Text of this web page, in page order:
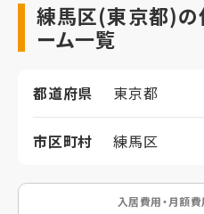
練馬区(東京都)
ーム一覧
都道府県 東京都
市区町村 練馬区
入居費用・月額